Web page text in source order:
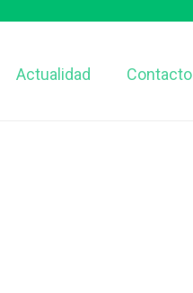
Actualidad Contacto